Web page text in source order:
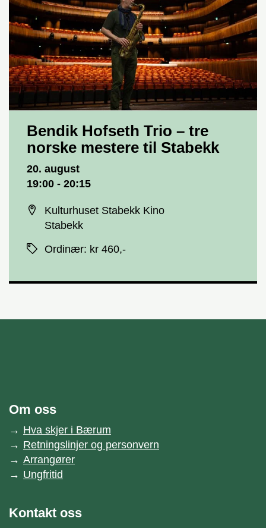
Bendik Hofseth Trio – tre
norske mestere til Stabekk
20. august
19:00 - 20:15
Kulturhuset Stabekk Kino
Stabekk
Ordinær: kr 460,-
Om oss
Hva skjer i Bærum
Retningslinjer og personvern
Arrangører
Ungfritid
Kontakt oss